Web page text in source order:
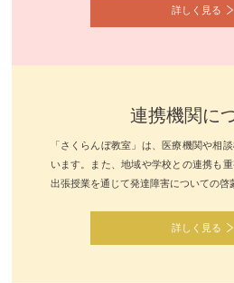
詳しく見る
連携機関に
「さくらんぼ教室」は、医療機関や相
います。また、地域や学校との連携も
出張授業を通じて発達障害についての啓
詳しく見る